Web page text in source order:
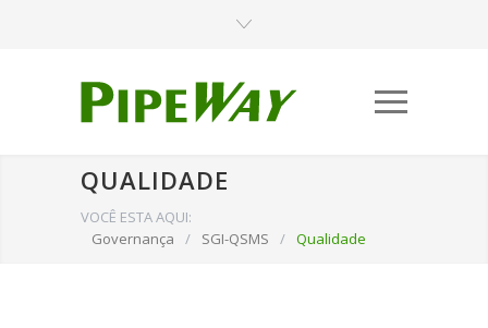
QUALIDADE
VOCÊ ESTA AQUI:
Governança
/ SGI-QSMS / Qualidade